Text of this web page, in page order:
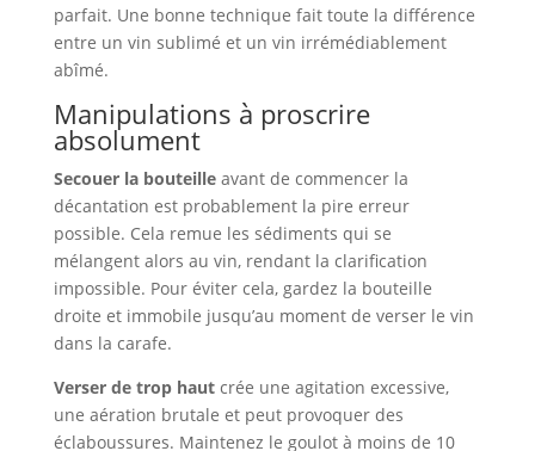
parfait. Une bonne technique fait toute la différence
entre un vin sublimé et un vin irrémédiablement
abîmé.
Manipulations à proscrire
absolument
Secouer la bouteilleavant de commencer la
décantation est probablement la pire erreur
possible. Cela remue les sédiments qui se
mélangent alors au vin, rendant la clarification
impossible. Pour éviter cela, gardez la bouteille
droite et immobile jusqu’au moment de verser le vin
dans la carafe.
Verser de trop hautcrée une agitation excessive,
une aération brutale et peut provoquer des
éclaboussures. Maintenez le goulot à moins de 10